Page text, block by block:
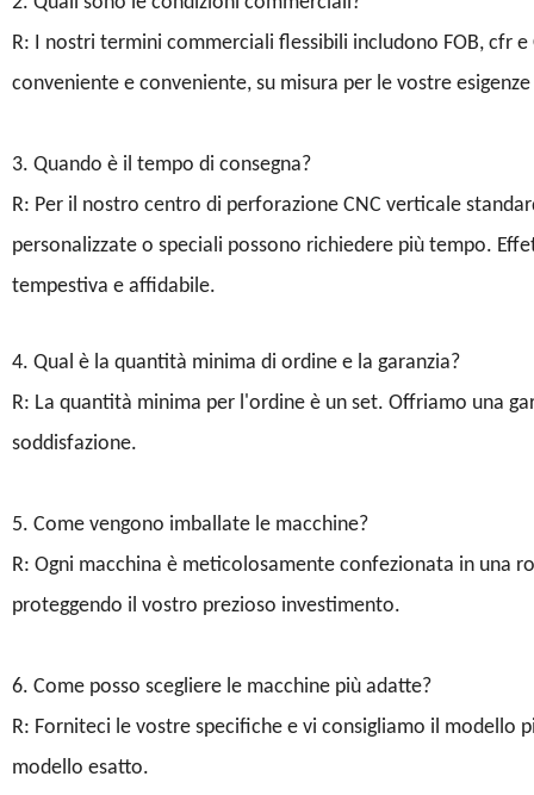
R: I nostri termini commerciali flessibili includono FOB, cfr
conveniente e conveniente, su misura per le vostre
3. Quando è il tempo di consegna?
R: Per il nostro centro di perforazione CNC verticale
personalizzate o speciali possono richiedere più tempo.
tempestiva e affidabile.
4. Qual è la quantità minima di ordine e la garanzia?
R: La quantità minima per l'ordine è un set. Offriamo una
soddisfazione.
5. Come vengono imballate le macchine?
R: Ogni macchina è meticolosamente confezionata in una
proteggendo il vostro prezioso investimento.
6. Come posso scegliere le macchine più adatte?
R: Forniteci le vostre specifiche e vi consigliamo il modello
modello esatto.